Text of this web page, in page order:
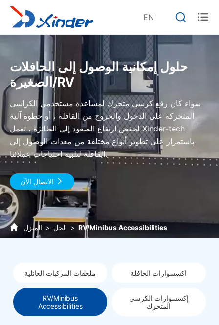
EN  
حلول إمكانية الوصول إلى الحافلات
الصغيرة/RV
سواء كان رفع كرسي متحرك لمساعدة مستخدمي الكراسي
المتحركة على الدخول والخروج من القافلة ، أو خطوة آلية
لخفض ارتفاع الصعود إلى الطائرة ، تعمل Xinder-tech
باستمرار على تطوير أنواع مختلفة من معدات الوصول إلى
القافلة لتلبية احتياجات عملائنا.

المنزل الحل RV/Minibus Accessibilities
ملحقات المركبات العائلية اكسسوارات الحافلة
RV/Minibus
Accessibilities
إكسسوارات الكرسي
المتحرك